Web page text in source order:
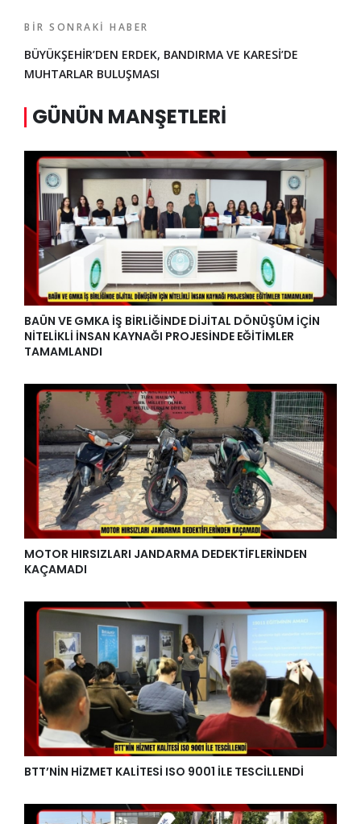
BIR SONRAKI HABER
BÜYÜKŞEHİR’DEN ERDEK, BANDIRMA VE KARESİ’DE
MUHTARLAR BULUŞMASI
GÜNÜN MANŞETLERI
BAÜN VE GMKA İŞ BİRLİĞİNDE DİJİTAL DÖNÜŞÜM İÇİN
NİTELİKLİ İNSAN KAYNAĞI PROJESİNDE EĞİTİMLER
TAMAMLANDI
MOTOR HIRSIZLARI JANDARMA DEDEKTİFLERİNDEN
KAÇAMADI
BTT’NİN HİZMET KALİTESİ ISO 9001 İLE TESCİLLENDİ